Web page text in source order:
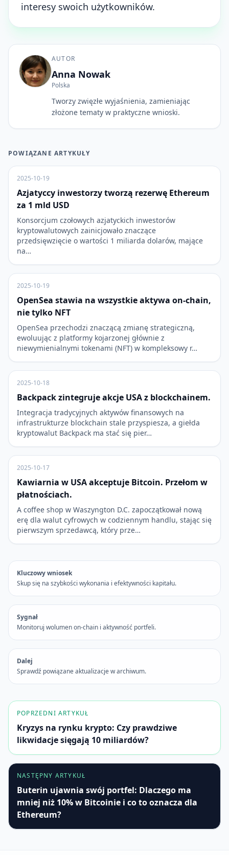
interesy swoich użytkowników.
AUTOR
Anna Nowak
Polska
Tworzy zwięzłe wyjaśnienia, zamieniając
złożone tematy w praktyczne wnioski.
POWIĄZANE ARTYKUŁY
2025-10-19
Azjatyccy inwestorzy tworzą rezerwę Ethereum
za 1 mld USD
Konsorcjum czołowych azjatyckich inwestorów
kryptowalutowych zainicjowało znaczące
przedsięwzięcie o wartości 1 miliarda dolarów, mające
na…
2025-10-19
OpenSea stawia na wszystkie aktywa on-chain,
nie tylko NFT
OpenSea przechodzi znaczącą zmianę strategiczną,
ewoluując z platformy kojarzonej głównie z
niewymienialnymi tokenami (NFT) w kompleksowy r…
2025-10-18
Backpack zintegruje akcje USA z blockchainem.
Integracja tradycyjnych aktywów finansowych na
infrastrukturze blockchain stale przyspiesza, a giełda
kryptowalut Backpack ma stać się pier…
2025-10-17
Kawiarnia w USA akceptuje Bitcoin. Przełom w
płatnościach.
A coffee shop w Waszyngton D.C. zapoczątkował nową
erę dla walut cyfrowych w codziennym handlu, stając się
pierwszym sprzedawcą, który prze…
Kluczowy wniosek
Skup się na szybkości wykonania i efektywności kapitału.
Sygnał
Monitoruj wolumen on-chain i aktywność portfeli.
Dalej
Sprawdź powiązane aktualizacje w archiwum.
POPRZEDNI ARTYKUŁ
Kryzys na rynku krypto: Czy prawdziwe
likwidacje sięgają 10 miliardów?
NASTĘPNY ARTYKUŁ
Buterin ujawnia swój portfel: Dlaczego ma
mniej niż 10% w Bitcoinie i co to oznacza dla
Ethereum?